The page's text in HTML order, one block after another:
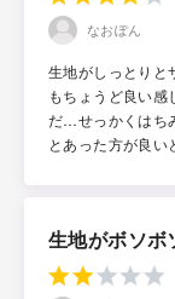
なおぽん
生地がしっとりと
もちょうど良い
だ…せっかくはち
とあった方が良い
生地がボソボ